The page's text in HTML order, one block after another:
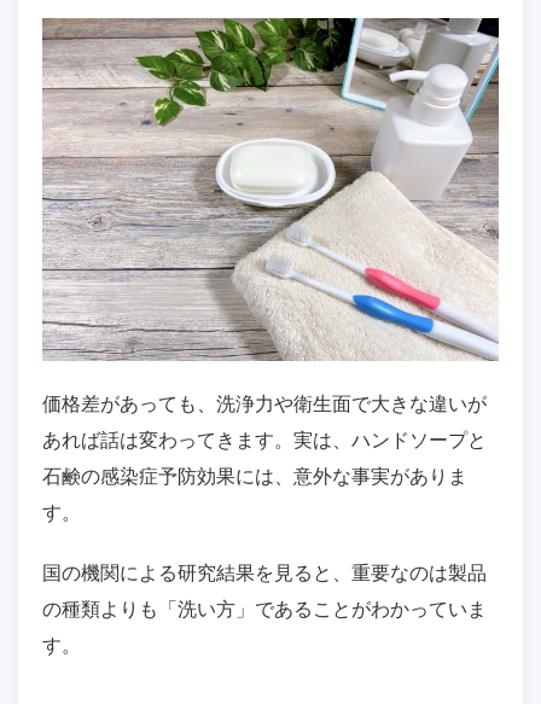
価格差があっても、洗浄力や衛生面で大きな違いが
あれば話は変わってきます。実は、ハンドソープと
石鹸の感染症予防効果には、意外な事実がありま
す。
国の機関による研究結果を見ると、重要なのは製品
の種類よりも「洗い方」であることがわかっていま
す。